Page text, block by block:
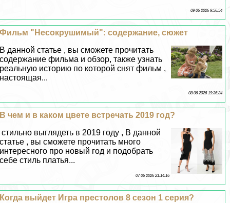
09 06 2026 9:56:54
Фильм "Несокрушимый": содержание, сюжет
В данной статье , вы сможете прочитать
содержание фильма и обзор, также узнать
реальную историю по которой снят фильм ,
настоящая...
08 06 2026 19:36:34
В чем и в каком цвете встречать 2019 год?
стильно выглядеть в 2019 году , В данной
статье , вы сможете прочитать много
интересного про новый год и подобрать
себе стиль платья...
07 06 2026 21:14:16
Когда выйдет Игра престолов 8 сезон 1 серия?